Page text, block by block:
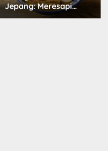
Dunia Menggemaskan
yang Populer